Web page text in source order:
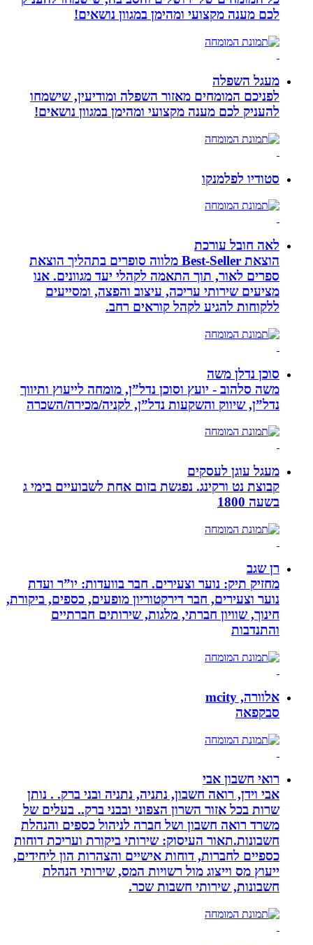
לכם מענה מקצועי ומהימן במגוון נושאים!
מעגל השפלה
לפניכם המומחים מאזור השפלה ומודיעין, שישמחו
להעניק לכם מענה מקצועי ומהימן במגוון נושאים!
סטודיו לפלמנקו
לאה חובל עורכת
הוצאת Best-Seller מלווה סופרים בתהליך הוצאת
ספרים לאור, תוך התאמה לקהלי יעד מגוונים. אנו
מציעים שירותי עריכה, עיצוב והפצה, ומסייעים
ללקוחות להגיע לקהל קוראים רחב.
סוכן נדלן משה
משה סלהוב - יועץ וסוכן נדל”ן, מומחה לייעוץ ותיווך
נדל”ן, שיווק והשקעות נדל”ן, לקניה/מכירה/השכרה
מעגל עוגן לעסקים
קבוצת נט ורקינג. נפגשת בזום אחת לשבועיים בימי ג
בשעה 1800
רן שגב
מחזיק תיק: נוער וצעירים. חבר בוועדות: יו”ר ועדת
נוער וצעירים, חבר דירקטוריון מופעים, כספים, ביקורת,
חינוך, שוויון חברתי, מלגות, שירותים חברתיים
והתנדבות
אלוורה, mcity
סבקפאה
רואי חשבון אבי
אבי וידן, רואה חשבון, נתניה, נתניה ובני ברק. . נותן
שרות בכל אזור השרון הצפוני ובבני ברק.. בעלים של
משרד רואה חשבון ושל חברה לניהול כספים והנהלת
חשבונות.תאור העיסוק: שירותי ביקורת ועריכת דוחות
כספיים לחברות, דוחות אישיים והצהרות הון ליחידים,
ייעוץ מס וייצוג מול רשויות המס, שירותי הנהלת
חשבונות, שירותי חשבות שכר.